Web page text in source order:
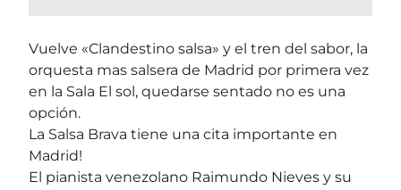
Vuelve «Clandestino salsa» y el tren del sabor, la
orquesta mas salsera de Madrid por primera vez
en la Sala El sol, quedarse sentado no es una
opción.
La Salsa Brava tiene una cita importante en
Madrid!
El pianista venezolano Raimundo Nieves y su